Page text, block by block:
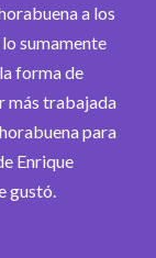
a los
lo sumamente
forma de
más trabajada
para
Enrique
gustó.